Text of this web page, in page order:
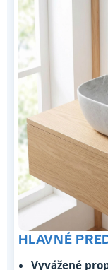
HLAVNÉ
Vyvážené